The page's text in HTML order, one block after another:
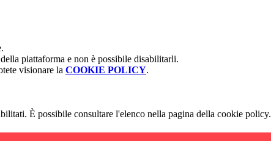
piattaforma e non è possibile disabilitarli.
visionare la COOKIE POLICY.
È possibile consultare l'elenco nella pagina della cookie policy.